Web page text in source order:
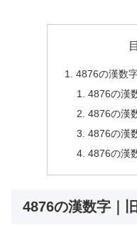
4876の漢数
4876の漢
4876の漢
4876の漢
4876の漢
4876の漢数字｜